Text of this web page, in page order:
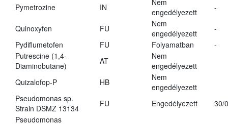
Pymetrozine
IN
Nem
engedélyezett
-
Quinoxyfen FU
Nem
engedélyezett
-
Pydiflumetofen
FU Folyamatban
-
Putrescine (1,4-
Diaminobutane)
AT
Nem
engedélyezett
Quizalofop-P
HB
Nem
engedélyezett
Pseudomonas sp.
Strain DSMZ 13134
FU Engedélyezett
30/
Pseudomonas